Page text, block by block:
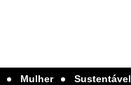
Mulher Sustentável